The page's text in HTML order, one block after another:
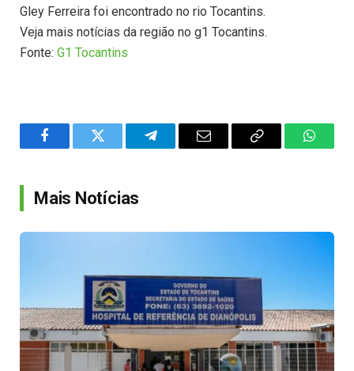
Gley Ferreira foi encontrado no rio Tocantins.
Veja mais notícias da região no g1 Tocantins.
Fonte: G1 Tocantins
FacebookTwitter TelegramEmail
Copy
Mais Notícias